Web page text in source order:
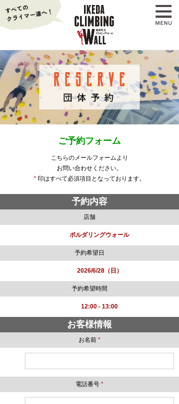
ご予約フォーム
こちらのメールフォームより
お問い合わせください。
* 印はすべて必須項目となっております。
予約内容
店舗
ボルダリングウォール
予約希望日
2026/6/28（日）
予約希望時間
12:00 - 13:00
お客様情報
お名前 *
電話番号 *